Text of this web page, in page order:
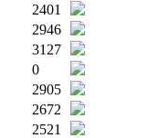
2401
2946
3127
0
2905
2672
2521